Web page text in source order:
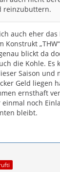
reinzubuttern.
auch eher das
Konstrukt
blickt da
die Kohle. Es
Saison und
Geld liegen
ernsthaft
noch
bleibt.